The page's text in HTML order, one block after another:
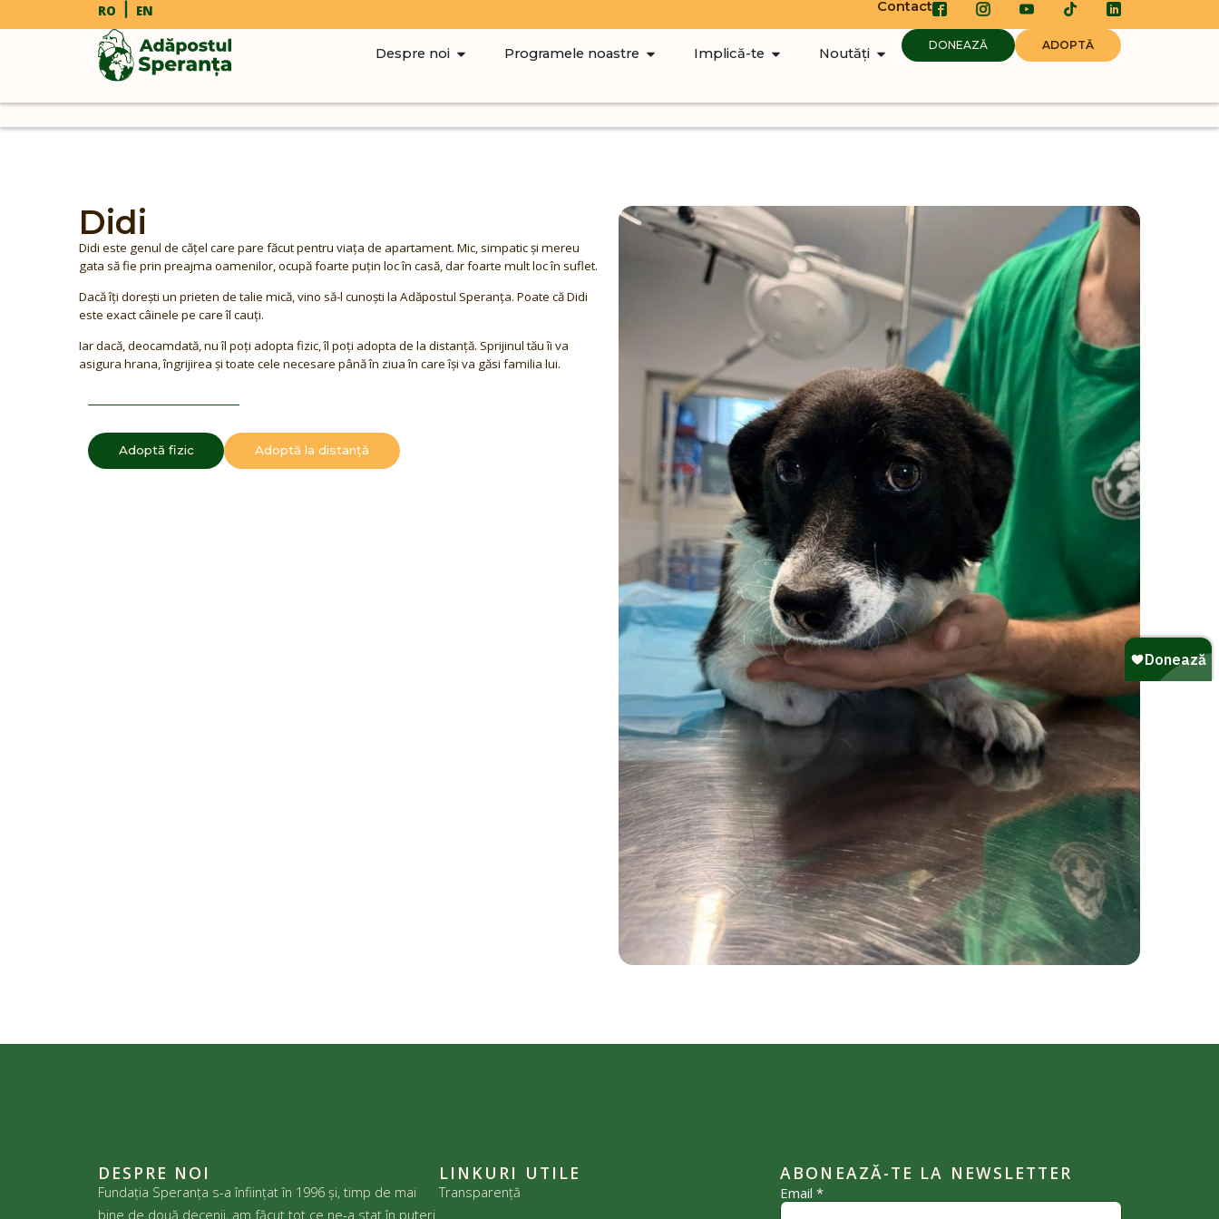
RO EN Contact
Despre noi Programele noastre Implică-te Noutăți
DONEAZĂ ADOPTĂ
Didi
Didi este genul de cățel care pare făcut pentru viața de apartament. Mic, simpatic și mereu
gata să fie prin preajma oamenilor, ocupă foarte puțin loc în casă, dar foarte mult loc în suflet.
Dacă îți dorești un prieten de talie mică, vino să-l cunoști la Adăpostul Speranța. Poate că Didi
este exact câinele pe care îl cauți.
Iar dacă, deocamdată, nu îl poți adopta fizic, îl poți adopta de la distanță. Sprijinul tău îi va
asigura hrana, îngrijirea și toate cele necesare până în ziua în care își va găsi familia lui.
Adoptă fizic Adoptă la distanță
DESPRE NOI
Fundația Speranța s-a înființat în 1996 și, timp de mai
bine de două decenii, am făcut tot ce ne-a stat în puteri
LINKURI UTILE
Transparență
ABONEAZĂ-TE LA NEWSLETTER
Email*